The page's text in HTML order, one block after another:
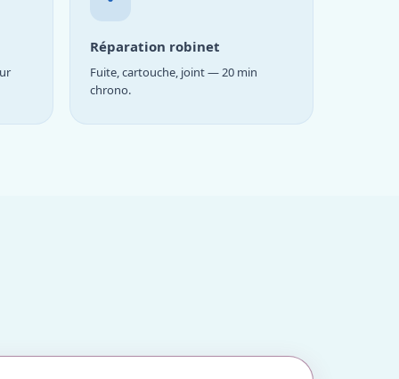
Réparation robinet
Fuite, cartouche, joint — 20 min
chrono.